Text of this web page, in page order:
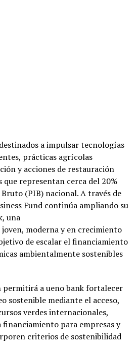
a impulsar tecnologías
prácticas agrícolas
y acciones de restauración
representan cerca del 20%
(PIB) nacional. A través de
Fund continúa ampliando su
una
moderna y en crecimiento
de escalar el financiamiento
ambientalmente sostenibles
permitirá a ueno bank fortalecer
sostenible mediante el acceso,
verdes internacionales,
financiamiento para empresas y
criterios de sostenibilidad